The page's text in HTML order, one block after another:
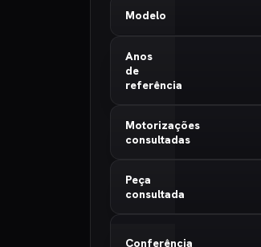
Modelo
Anos
de
referência
Motorizações
consultadas
Peça
consultada
Conferência